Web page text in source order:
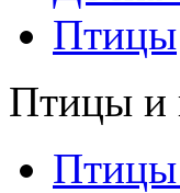
Птицы
Птицы и
Птицы